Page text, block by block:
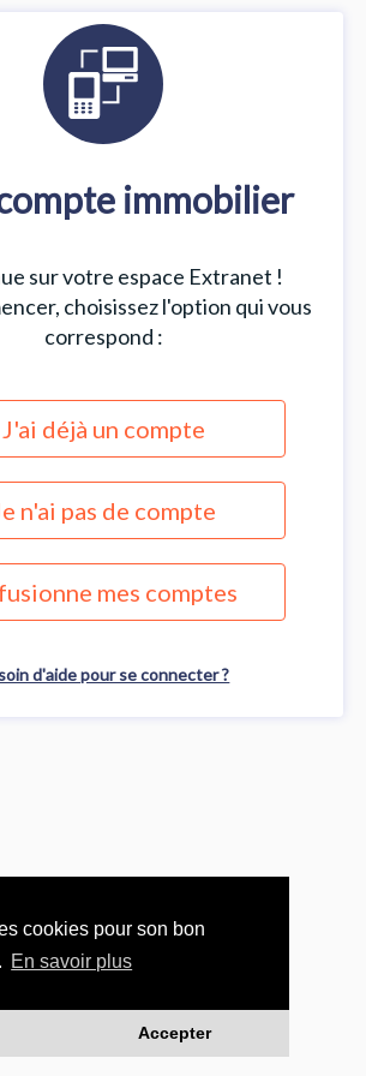
cookies pour son bon
En savoir plus
Accepter
immobilier
sur votre espace Extranet !
choisissez l'option qui vous
correspond :
J'ai déjà un compte
n'ai pas de compte
mes comptes
d'aide pour se connecter ?